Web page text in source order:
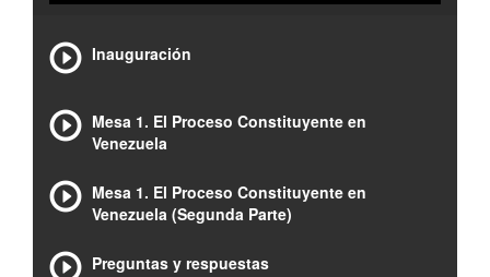
Inauguración
Mesa 1. El Proceso Constituyente en
Venezuela
Mesa 1. El Proceso Constituyente en
Venezuela (Segunda Parte)
Preguntas y respuestas